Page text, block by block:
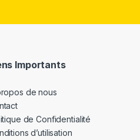
Importants
de nous
de Confidentialité
d’utilisation